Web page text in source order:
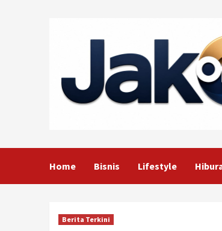
Home Bisnis Lifestyle
Berita Terkini